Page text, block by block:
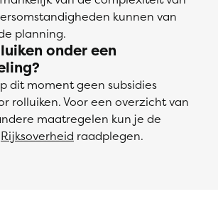
kunnen van
planning.
onder een
dit moment geen subsidies
rolluiken. Voor een overzicht van
maatregelen kun je de
Rijksoverheid raadplegen.